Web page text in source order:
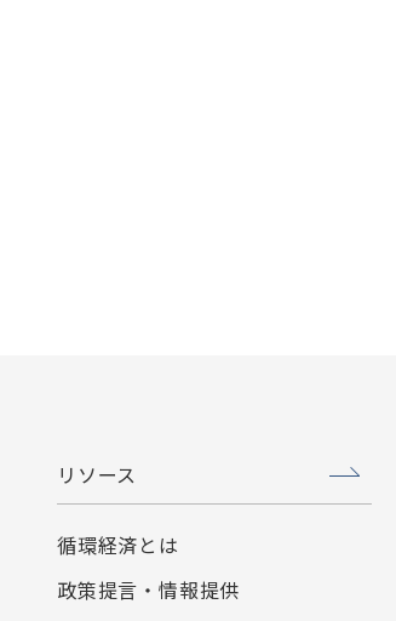
リソース
循環経済とは
政策提言・情報提供